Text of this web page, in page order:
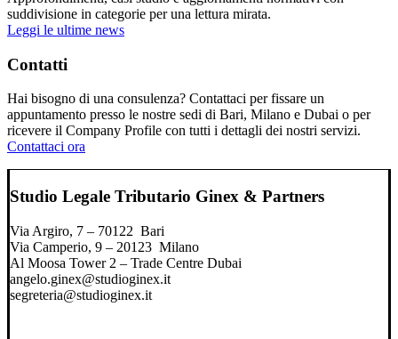
suddivisione in categorie per una lettura mirata.
Leggi le ultime news
Contatti
Hai bisogno di una consulenza? Contattaci per fissare un
appuntamento presso le nostre sedi di Bari, Milano e Dubai o per
ricevere il Company Profile con tutti i dettagli dei nostri servizi.
Contattaci ora
Studio Legale Tributario Ginex & Partners
Via Argiro, 7 – 70122 Bari
Via Camperio, 9 – 20123 Milano
Al Moosa Tower 2 – Trade Centre Dubai
angelo.ginex@studioginex.it
segreteria@studioginex.it